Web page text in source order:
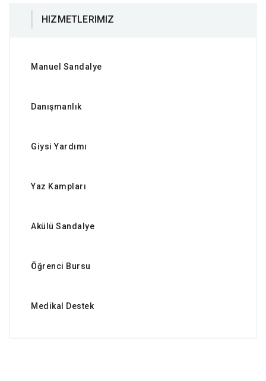
HIZMETLERIMIZ
Manuel Sandalye
Danışmanlık
Giysi Yardımı
Yaz Kampları
Akülü Sandalye
Öğrenci Bursu
Medikal Destek